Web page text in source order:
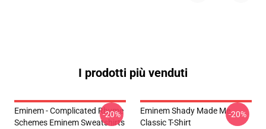
I prodotti più venduti
Eminem - Complicated Rhyme
Schemes Eminem Sweatshirts
-20%
Eminem Shady Made Me
Classic T-Shirt
-20%